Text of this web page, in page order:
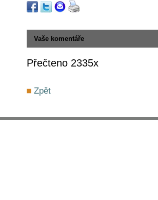
Vaše komentáře
Přečteno 2335x
Zpět